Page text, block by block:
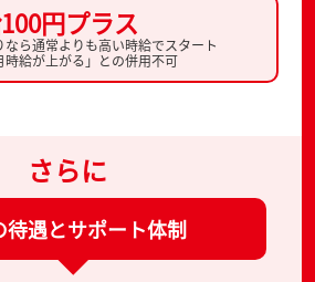
円プラス
なら通常よりも高い時給でスタート
給が上がる」との併用不可
さらに
待遇とサポート体制